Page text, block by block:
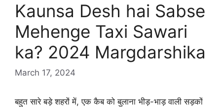
Kaunsa Desh hai Sabse
Mehenge Taxi Sawari
ka? 2024 Margdarshika
March 17, 2024
बहुत सारे बड़े शहरों में, एक कैब को बुलाना भीड़-भाड़ वाली सड़कों